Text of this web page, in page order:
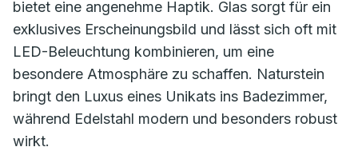
bietet eine angenehme Haptik. Glas sorgt für ein
exklusives Erscheinungsbild und lässt sich oft mit
LED-Beleuchtung kombinieren, um eine
besondere Atmosphäre zu schaffen. Naturstein
bringt den Luxus eines Unikats ins Badezimmer,
während Edelstahl modern und besonders robust
wirkt.